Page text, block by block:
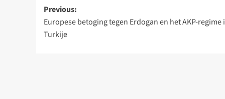
Post
navigation
Previous:
Europese betoging tegen Erdogan en het AKP-regime
Turkije